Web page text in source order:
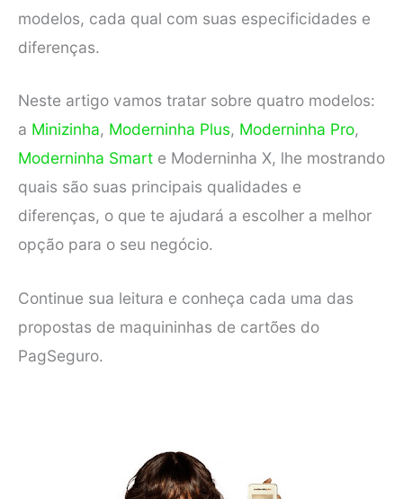
modelos, cada qual com suas especificidades e
diferenças.
Neste artigo vamos tratar sobre quatro modelos:
a Minizinha, Moderninha Plus, Moderninha Pro,
Moderninha Smart e Moderninha X, lhe mostrando
quais são suas principais qualidades e
diferenças, o que te ajudará a escolher a melhor
opção para o seu negócio.
Continue sua leitura e conheça cada uma das
propostas de maquininhas de cartões do
PagSeguro.